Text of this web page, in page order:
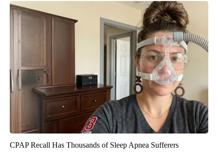
CPAP Recall Has Thousands of Sleep Apnea Sufferers